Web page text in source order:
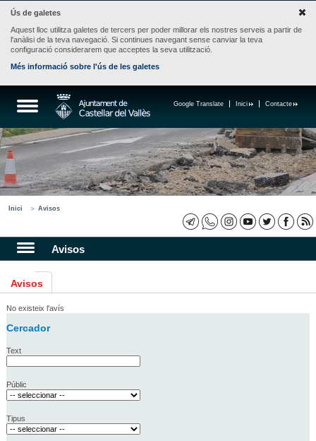
Ús de galetes
Aquest lloc utilitza galetes de tercers per poder millorar els nostres serveis a partir de
l'anàlisi de la teva navegació. Si continues navegant sense canviar la teva
configuració considerarem que acceptes la seva utilització.
Més informació sobre l'ús de les galetes
Contacte
Inici
Google Translate
Inici Avisos
Avisos
Avisos
No existeix l'avís
Cercador
Text
Públic
Tipus